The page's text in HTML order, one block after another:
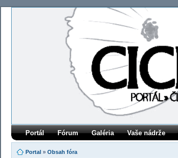
Portál Fórum Galéria Vaše nádrže
Portal » Obsah fóra